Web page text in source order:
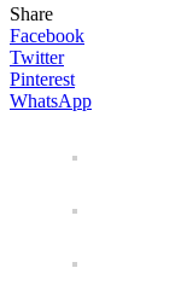
Share
Facebook
Twitter
Pinterest
WhatsApp